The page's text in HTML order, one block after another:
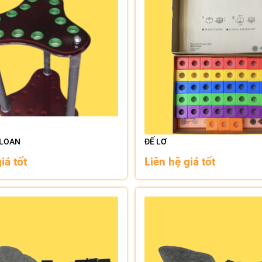
tốt
ĐẾ LƠ
Liên hệ giá tốt